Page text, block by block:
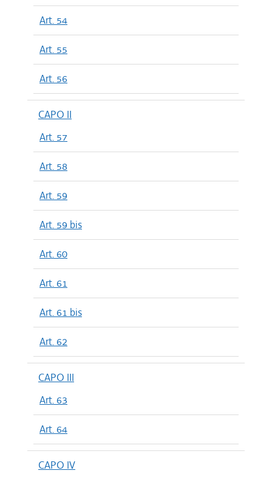
Art. 54
Art. 55
Art. 56
CAPO II
Art. 57
Art. 58
Art. 59
Art. 59 bis
Art. 60
Art. 61
Art. 61 bis
Art. 62
CAPO III
Art. 63
Art. 64
CAPO IV